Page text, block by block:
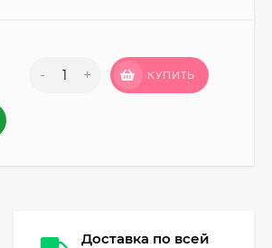
- + КУПИТЬ
Доставка по всей